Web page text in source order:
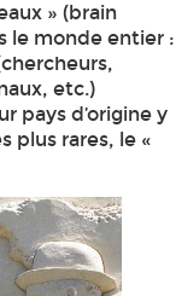
» (brain
le monde entier :
etc.)
pays d’origine y
plus rares, le «